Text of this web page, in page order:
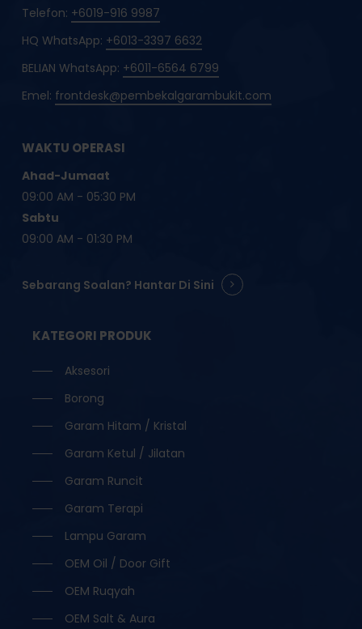
Telefon: +6019-916 9987
HQ WhatsApp: +6013-3397 6632
BELIAN WhatsApp: +6011-6564 6799
Emel: frontdesk@pembekalgarambukit.com
WAKTU OPERASI
Ahad-Jumaat
09:00 AM - 05:30 PM
Sabtu
09:00 AM - 01:30 PM
Sebarang Soalan? Hantar Di Sini
KATEGORI PRODUK
Aksesori
Borong
Garam Hitam / Kristal
Garam Ketul / Jilatan
Garam Runcit
Garam Terapi
Lampu Garam
OEM Oil / Door Gift
OEM Ruqyah
OEM Salt & Aura